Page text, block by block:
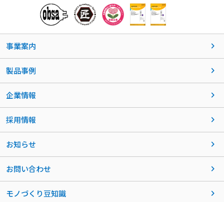
事業案内
製品事例
企業情報
採用情報
お知らせ
お問い合わせ
モノづくり豆知識